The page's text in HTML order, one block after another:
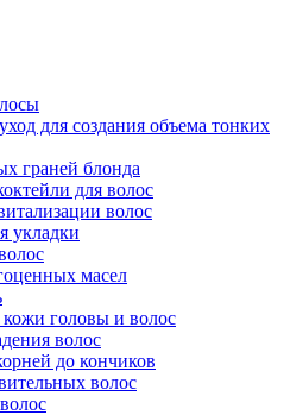
для создания объема тонких
граней блонда
для волос
волос
укладки
масел
кожи головы и волос
волос
до кончиков
волос